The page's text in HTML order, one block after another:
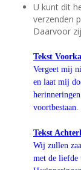
U kunt dit
verzenden
Daarvoor
Tekst
Vergeet mij
en laat mij
herinneringen
voortbestaan.
Tekst
Wij zullen
met de liefde